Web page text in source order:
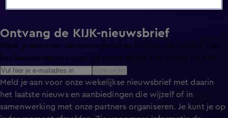
Ontvang de KIJK-nieuwsbrief
Meld je aan voor de nieuwsbrief en blijf op de hoogte van
het laatste nieuws over de programma’s en series op KIJK.
Meld je aan voor onze wekelijkse nieuwsbrief met daarin
het laatste nieuws en aanbiedingen die wijzelf of in
samenwerking met onze partners organiseren. Je kunt je op